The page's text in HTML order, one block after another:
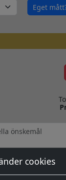
cookies
Eget